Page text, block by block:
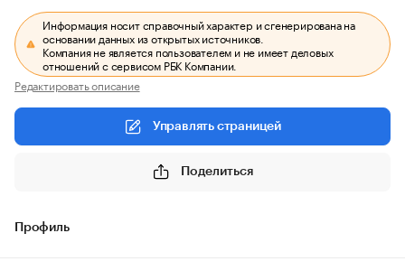
Информация носит справочный характер и сгенерирована на
основании данных из открытых источников.
Компания не является пользователем и не имеет деловых
отношений с сервисом РБК Компании.
Редактировать описание
Управлять страницей
Поделиться
Профиль